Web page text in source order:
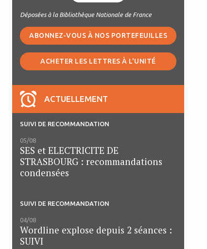
Déposées à la Bibliothèque Nationale de France
ABONNEZ-VOUS À NOS PORTEFEUILLES
ACHETER LES LETTRES À L'UNITÉ
ACTUELLEMENT
SUIVI DE RECOMMANDATION
05/08
SES et ELECTRICITE DE
STRASBOURG : recommandations
condensées
SUIVI DE RECOMMANDATION
04/08
Wordline explose depuis 2 séances :
SUIVI